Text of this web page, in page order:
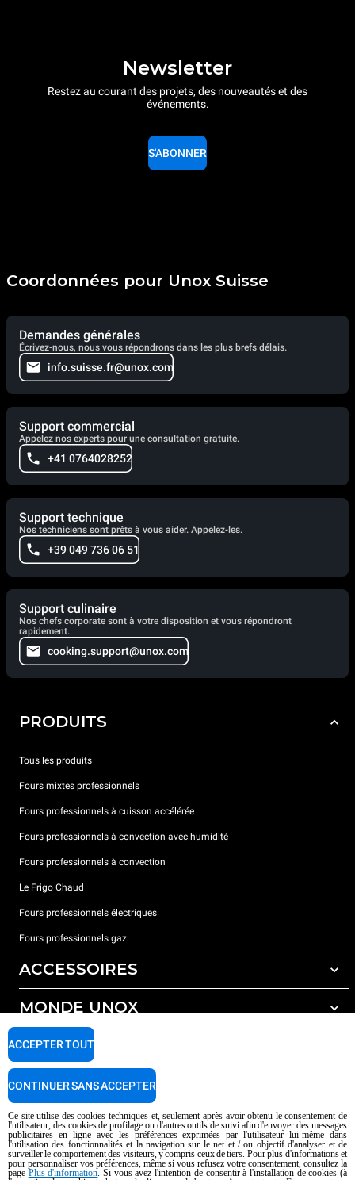
Newsletter
Restez au courant des projets, des nouveautés et des
événements.
S'ABONNER
Coordonnées pour Unox Suisse
Demandes générales
Écrivez-nous, nous vous répondrons dans les plus brefs délais.
info.suisse.fr@unox.com
Support commercial
Appelez nos experts pour une consultation gratuite.
+41 0764028252
Support technique
Nos techniciens sont prêts à vous aider. Appelez-les.
+39 049 736 06 51
Support culinaire
Nos chefs corporate sont à votre disposition et vous répondront
rapidement.
cooking.support@unox.com
PRODUITS
Tous les produits
Fours mixtes professionnels
Fours professionnels à cuisson accélérée
Fours professionnels à convection avec humidité
Fours professionnels à convection
Le Frigo Chaud
Fours professionnels électriques
Fours professionnels gaz
ACCESSOIRES
Tous les accessoires
Détergents pour lavage automatique
Détergents pour lavage manuel
Traitement de l'eau avec filtres à résine
MONDE UNOX
Nos bureaux dans le monde
SUPPORT
Garantie Unox
Trouver les Centres SAV
Droits d'auteurt 2026 UNOX SpA Tous droits réservés. Reg.Papova n °
AI Content Disclaimer Privacy policy Cookie policy
Ce site utilise des cookies techniques et, seulement après avoir obtenu le consentement de
l'utilisateur, des cookies de profilage ou d'autres outils de suivi afin d'envoyer des messages
publicitaires en ligne avec les préférences exprimées par l'utilisateur lui-même dans
l'utilisation des fonctionnalités et la navigation sur le net et / ou objectif d'analyser et de
surveiller le comportement des visiteurs, y compris ceux de tiers. Pour plus d'informations et
pour personnaliser vos préférences, même si vous refusez votre consentement, consultez la
page Plus d'information. Si vous avez l'intention de consentir à l'installation de cookies (à
ACCEPTER TOUT
CONTINUER SANS ACCEPTER